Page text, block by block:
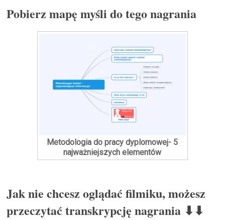
Pobierz mapę myśli do tego nagrania
Metodologia do pracy dyplomowej- 5
najważniejszych elementów
Jak nie chcesz oglądać filmiku, możesz
przeczytać transkrypcję nagrania ⬇⬇